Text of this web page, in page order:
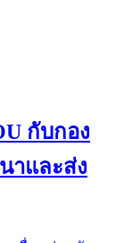
กับกอง
าและส่ง